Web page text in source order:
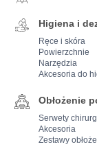
Higiena i
Ręce i skóra
Powierzchnie
Narzędzia
Akcesoria do
Obłożenie
Serwety
Akcesoria
Zestawy